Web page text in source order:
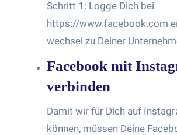
Schritt 1: Logge Dich bei
https://www.facebook.com
wechsel zu Deiner
Facebook mit
verbinden
Damit wir für Dich auf
können, müssen Deine